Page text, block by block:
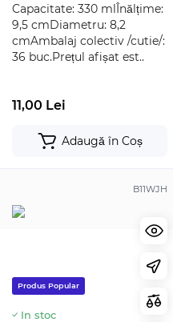
Capacitate: 330 mlÎnălțime:
9,5 cmDiametru: 8,2
cmAmbalaj colectiv /cutie/:
36 buc.Prețul afișat est..
11,00 Lei
Adaugă în Coș
B11WJH
Produs Popular
In stoc